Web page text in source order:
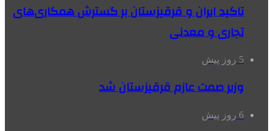
تاکید ایران و قرقیزستان بر گسترش همکاری‌های
تجاری و معدنی
5 روز پیش
وزیر صمت عازم قرقیزستان شد
6 روز پیش